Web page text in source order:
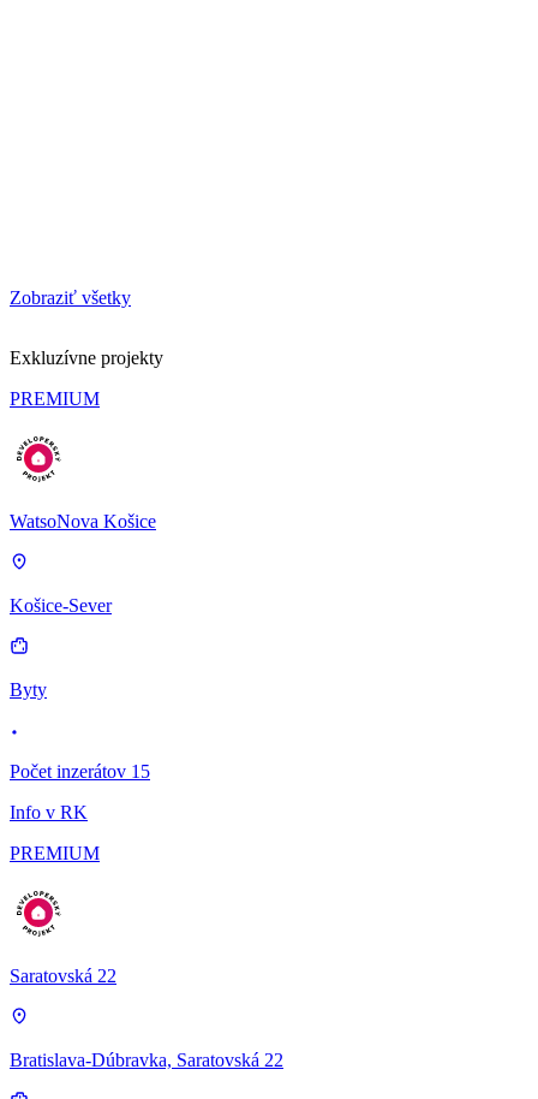
Zobraziť všetky
Exkluzívne projekty
PREMIUM
WatsoNova Košice
Košice-Sever
Byty
Počet inzerátov 15
Info v RK
PREMIUM
Saratovská 22
Bratislava-Dúbravka, Saratovská 22